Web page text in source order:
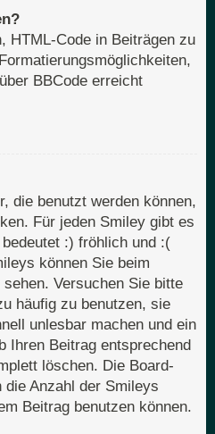
HTML-Code in Beiträgen zu
BBCode erreicht
die benutzt werden können,
Für jeden Smiley gibt es
:) fröhlich und :(
können Sie beim
Versuchen Sie bitte
häufig zu benutzen, sie
unlesbar machen und ein
Ihren Beitrag entsprechend
löschen. Die Board-
Anzahl der Smileys
Beitrag benutzen können.